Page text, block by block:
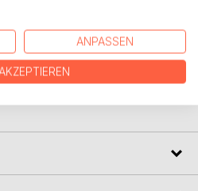
related with PWM
review of series resonant
last example implemented in
ANPASSEN